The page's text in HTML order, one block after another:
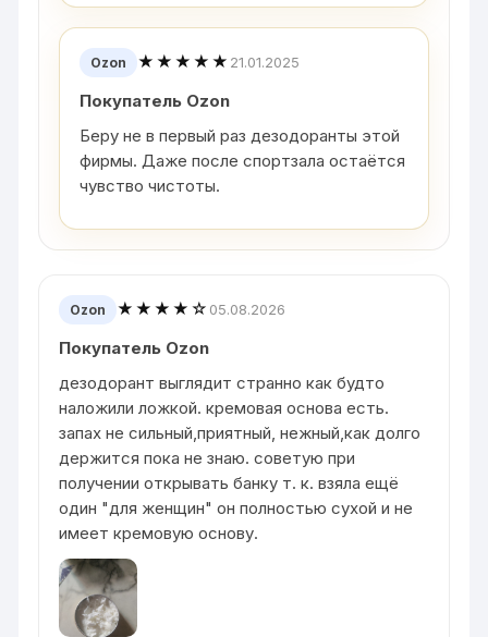
Ozon ★★★★★ 21.01.2025
Покупатель Ozon
Беру не в первый раз дезодоранты этой
фирмы. Даже после спортзала остаётся
чувство чистоты.
Ozon ★★★★☆ 05.08.2026
Покупатель Ozon
дезодорант выглядит странно как будто
наложили ложкой. кремовая основа есть.
запах не сильный,приятный, нежный,как долго
держится пока не знаю. советую при
получении открывать банку т. к. взяла ещё
один "для женщин" он полностью сухой и не
имеет кремовую основу.